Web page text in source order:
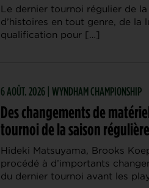
Le dernier tournoi régulier de
d’histoires en tout genre, de la
qualification pour […]
6 AOÛT. 2026 | WYNDHAM CHAMPIONSHIP
Des changements de
tournoi de la saison régulière
Hideki Matsuyama, Brooks
procédé à d’importants
du dernier tournoi avant les